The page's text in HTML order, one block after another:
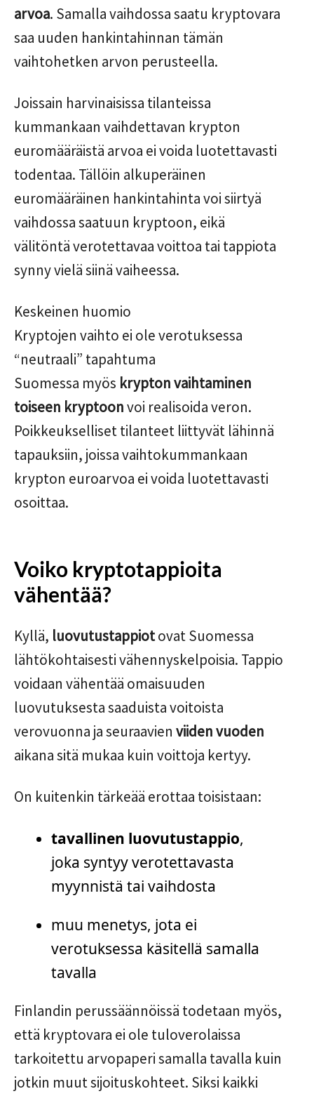
arvoa. Samalla vaihdossa saatu kryptovara
saa uuden hankintahinnan tämän
vaihtohetken arvon perusteella.
Joissain harvinaisissa tilanteissa
kummankaan vaihdettavan krypton
euromääräistä arvoa ei voida luotettavasti
todentaa. Tällöin alkuperäinen
euromääräinen hankintahinta voi siirtyä
vaihdossa saatuun kryptoon, eikä
välitöntä verotettavaa voittoa tai tappiota
synny vielä siinä vaiheessa.
Keskeinen huomio
Kryptojen vaihto ei ole verotuksessa
“neutraali” tapahtuma
Suomessa myös krypton vaihtaminen
toiseen kryptoonvoi realisoida veron.
Poikkeukselliset tilanteet liittyvät lähinnä
tapauksiin, joissa vaihtokummankaan
krypton euroarvoa ei voida luotettavasti
osoittaa.
Voiko kryptotappioita
vähentää?
Kyllä, luovutustappiotovat Suomessa
lähtökohtaisesti vähennyskelpoisia. Tappio
voidaan vähentää omaisuuden
luovutuksesta saaduista voitoista
verovuonna ja seuraavien viiden vuoden
aikana sitä mukaa kuin voittoja kertyy.
On kuitenkin tärkeää erottaa toisistaan:
tavallinen luovutustappio,
joka syntyy verotettavasta
myynnistä tai vaihdosta
muu menetys, jota ei
verotuksessa käsitellä samalla
tavalla
Finlandin perussäännöissä todetaan myös,
että kryptovara ei ole tuloverolaissa
tarkoitettu arvopaperi samalla tavalla kuin
jotkin muut sijoituskohteet. Siksi kaikki